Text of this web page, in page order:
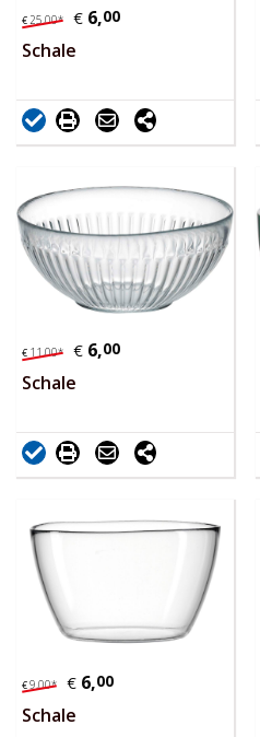
€25,00* € 6,00
Schale
€ 11,00* € 6,00
Schale
€9,00* € 6,00
Schale